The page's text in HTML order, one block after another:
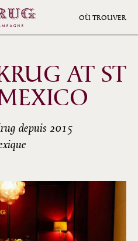
OÙ TROUVER
AT ST
depuis 2015